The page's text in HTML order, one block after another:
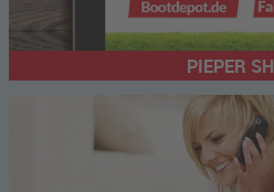
PIEPER